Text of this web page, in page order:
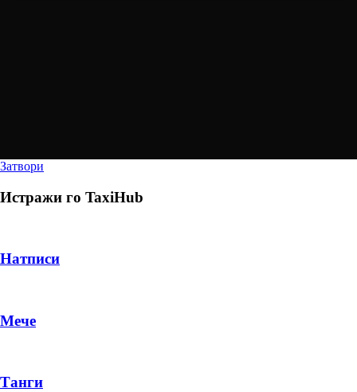
Затвори
Истражи го TaxiHub
Натписи
Мече
Танги